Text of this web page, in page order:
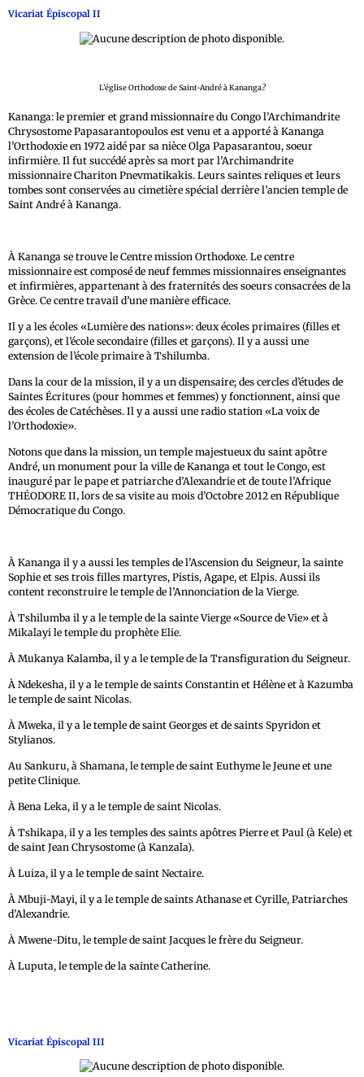
Vicariat Épiscopal II
L’église Orthodoxe de Saint-André à Kananga.?
Kananga: le premier et grand missionnaire du Congo l’Archimandrite
Chrysostome Papasarantopoulos est venu et a apporté à Kananga
l’Orthodoxie en 1972 aidé par sa nièce Olga Papasarantou, soeur
infirmière. Il fut succédé après sa mort par l’Archimandrite
missionnaire Chariton Pnevmatikakis. Leurs saintes reliques et leurs
tombes sont conservées au cimetière spécial derrière l’ancien temple de
Saint André à Kananga.
À Kananga se trouve le Centre mission Orthodoxe. Le centre
missionnaire est composé de neuf femmes missionnaires enseignantes
et infirmières, appartenant à des fraternités des soeurs consacrées de la
Grèce. Ce centre travail d’une manière efficace.
Il y a les écoles «Lumière des nations»: deux écoles primaires (filles et
garçons), et l’école secondaire (filles et garçons). Il y a aussi une
extension de l’école primaire à Tshilumba.
Dans la cour de la mission, il y a un dispensaire; des cercles d’études de
Saintes Écritures (pour hommes et femmes) y fonctionnent, ainsi que
des écoles de Catéchèses. Il y a aussi une radio station «La voix de
l’Orthodoxie».
Notons que dans la mission, un temple majestueux du saint apôtre
André, un monument pour la ville de Kananga et tout le Congo, est
inauguré par le pape et patriarche d’Alexandrie et de toute l’Afrique
THÉODORE II‚ lors de sa visite au mois d’Octobre 2012 en République
Démocratique du Congo.
À Kananga il y a aussi les temples de l’Ascension du Seigneur, la sainte
Sophie et ses trois filles martyres, Pistis, Agape, et Elpis. Aussi ils
content reconstruire le temple de l’Annonciation de la Vierge.
À Tshilumba il y a le temple de la sainte Vierge «Source de Vie» et à
Mikalayi le temple du prophète Elie.
À Mukanya Kalamba, il y a le temple de la Transfiguration du Seigneur.
À Ndekesha, il y a le temple de saints Constantin et Hélène et à Kazumba
le temple de saint Nicolas.
À Mweka, il y a le temple de saint Georges et de saints Spyridon et
Stylianos.
Au Sankuru, à Shamana, le temple de saint Euthyme le Jeune et une
petite Clinique.
À Bena Leka, il y a le temple de saint Nicolas.
À Tshikapa, il y a les temples des saints apôtres Pierre et Paul (à Kele) et
de saint Jean Chrysostome (à Kanzala).
À Luiza, il y a le temple de saint Nectaire.
À Mbuji-Mayi, il y a le temple de saints Athanase et Cyrille, Patriarches
d’Alexandrie.
À Mwene-Ditu, le temple de saint Jacques le frère du Seigneur.
À Luputa, le temple de la sainte Catherine.
Vicariat Épiscopal III